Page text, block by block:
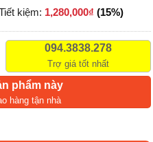
kiệm: 1,280,000₫ (15%)
094.3838.278
Trợ giá tốt nhất
phẩm này
hàng tận nhà